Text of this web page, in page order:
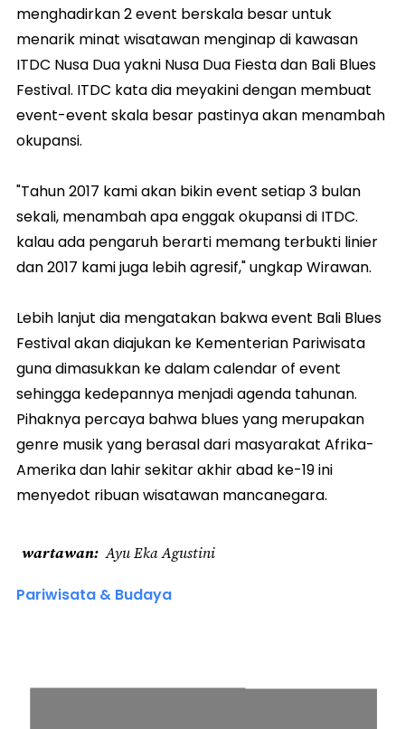
menghadirkan 2 event berskala besar untuk
menarik minat wisatawan menginap di kawasan
ITDC Nusa Dua yakni Nusa Dua Fiesta dan Bali Blues
Festival. ITDC kata dia meyakini dengan membuat
event-event skala besar pastinya akan menambah
okupansi.
"Tahun 2017 kami akan bikin event setiap 3 bulan
sekali, menambah apa enggak okupansi di ITDC.
kalau ada pengaruh berarti memang terbukti linier
dan 2017 kami juga lebih agresif," ungkap Wirawan.
Lebih lanjut dia mengatakan bakwa event Bali Blues
Festival akan diajukan ke Kementerian Pariwisata
guna dimasukkan ke dalam calendar of event
sehingga kedepannya menjadi agenda tahunan.
Pihaknya percaya bahwa blues yang merupakan
genre musik yang berasal dari masyarakat Afrika-
Amerika dan lahir sekitar akhir abad ke-19 ini
menyedot ribuan wisatawan mancanegara.
wartawan Ayu Eka Agustini
Pariwisata & Budaya